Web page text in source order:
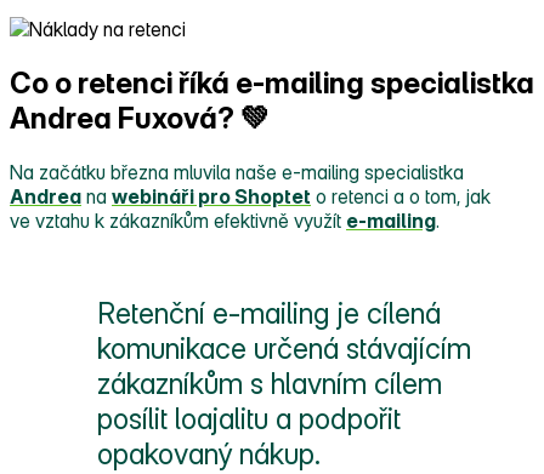
Co o retenci říká e-mailing specialistka
Andrea Fuxová? 💚
Na začátku března mluvila naše e‑mailing specialistka
Andrea na webináři pro Shoptet o retenci a o tom, jak
ve vztahu k zákazníkům efektivně využít e‑mailing.
Retenční e‑mailing je cílená
komunikace určená stávajícím
zákazníkům s hlavním cílem
posílit loajalitu a podpořit
opakovaný nákup.